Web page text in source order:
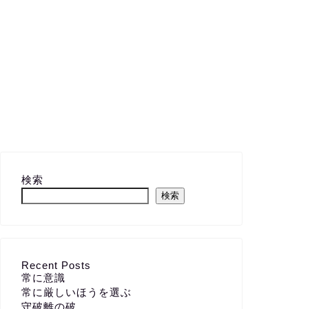
検索
検索
Recent Posts
常に意識
常に厳しいほうを選ぶ
守破離の破